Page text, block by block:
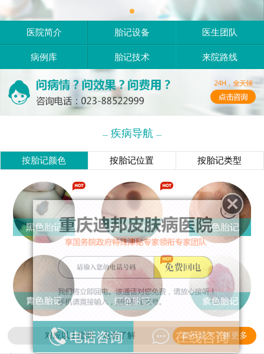
医院简介 胎记设备 医生团队
病例库 胎记技术 来院路线
--- 疾病导航 ---
按胎记颜色 按胎记位置 按胎记类型
对应以上症状，点击了解 都不是？了解更多